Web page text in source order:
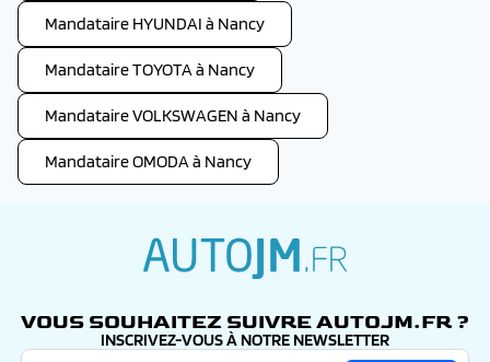
Mandataire HYUNDAI à Nancy
Mandataire TOYOTA à Nancy
Mandataire VOLKSWAGEN à Nancy
Mandataire OMODA à Nancy
VOUS SOUHAITEZ SUIVRE AUTOJM.FR ?
INSCRIVEZ-VOUS À NOTRE NEWSLETTER